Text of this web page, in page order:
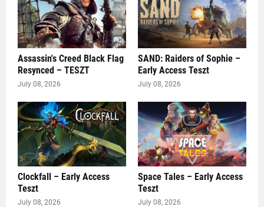
Assassin's Creed Black Flag
Resynced – TESZT
July 08, 2026
SAND: Raiders of Sophie –
Early Access Teszt
July 08, 2026
Clockfall – Early Access
Teszt
July 08, 2026
Space Tales – Early Access
Teszt
July 08, 2026